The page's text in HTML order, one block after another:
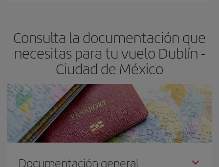
Consulta la documentación que
necesitas para tu vuelo Dublín -
Ciudad de México
Documentación general